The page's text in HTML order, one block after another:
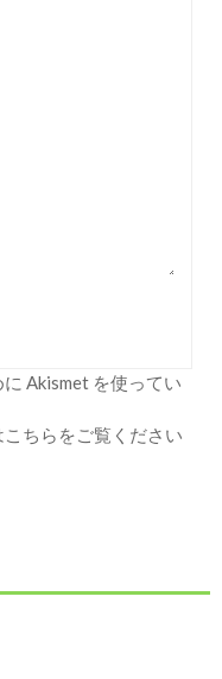
Akismet を使ってい
ちらをご覧ください